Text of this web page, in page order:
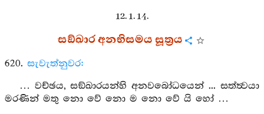
12. 1. 14.
සඞ්ඛාර අනභිසමය සූත්‍රය
620. සැවැත්නුවර:
… වච්ඡය, සඞ්ඛාරයන්හි අනවබෝධයෙන් ... සත්ත්‍වයා
මරණින් මතු නො වේ නො ම නො වේ යි හෝ …